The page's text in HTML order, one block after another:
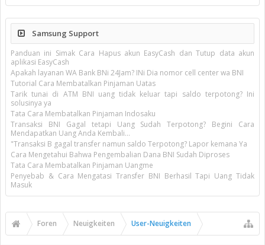
Samsung Support
Panduan ini Simak Cara Hapus akun EasyCash dan Tutup data akun
aplikasi EasyCash
Apakah layanan WA Bank BNi 24Jam? INi Dia nomor cell center wa BNI
Tutorial Cara Membatalkan Pinjaman Uatas
Tarik tunai di ATM BNI uang tidak keluar tapi saldo terpotong? Ini
solusinya ya
Tata Cara Membatalkan Pinjaman Indosaku
Transaksi BNI Gagal tetapi Uang Sudah Terpotong? Begini Cara
Mendapatkan Uang Anda Kembali...
"Transaksi B gagal transfer namun saldo Terpotong? Lapor kemana Ya
Cara Mengetahui Bahwa Pengembalian Dana BNI Sudah Diproses
Tata Cara Membatalkan Pinjaman Uangme
Penyebab & Cara Mengatasi Transfer BNI Berhasil Tapi Uang Tidak
Masuk
Foren Neuigkeiten User-Neuigkeiten